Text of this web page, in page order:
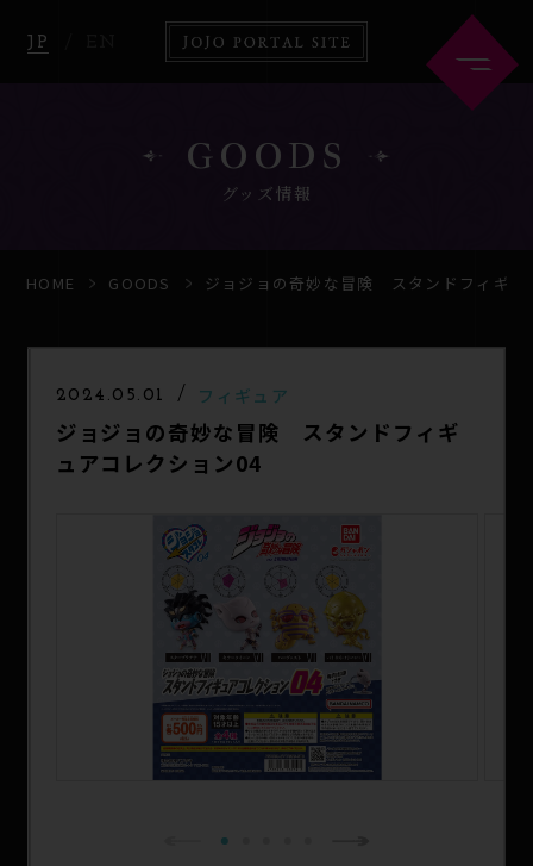
JP
HOME ABOUT
COMICS
SPECIAL
GOODS
グッズ情報
HOME GOODS ジョジョの奇妙な冒険 スタンドフィギュ
2024.05.01 フィギュア
ジョジョの奇妙な冒険 スタンドフィギ
ュアコレクション04
1